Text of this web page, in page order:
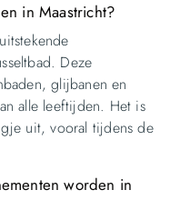
in Maastricht?
Deze
glijbanen en
alle leeftijden. Het is
uit, vooral tijdens de
worden in